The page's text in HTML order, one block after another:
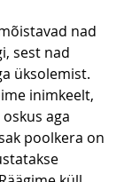
nad
sest nad
üksolemist.
inimkeelt,
aga
poolkera on